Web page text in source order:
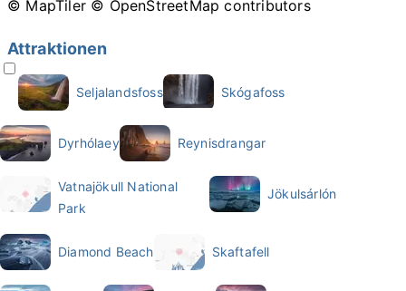
© MapTiler © OpenStreetMap contributors
Attraktionen
Seljalandsfoss Skógafoss
Dyrhólaey Reynisdrangar
Vatnajökull National
Park
Jökulsárlón
Diamond Beach Skaftafell